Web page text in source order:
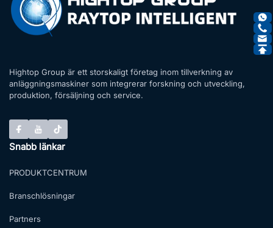
Hightop Group är ett storskaligt företag inom tillverkning av
anläggningsmaskiner som integrerar forskning och utveckling,
produktion, försäljning och service.
Snabb länkar
PRODUKTCENTRUM
Branschlösningar
Partners